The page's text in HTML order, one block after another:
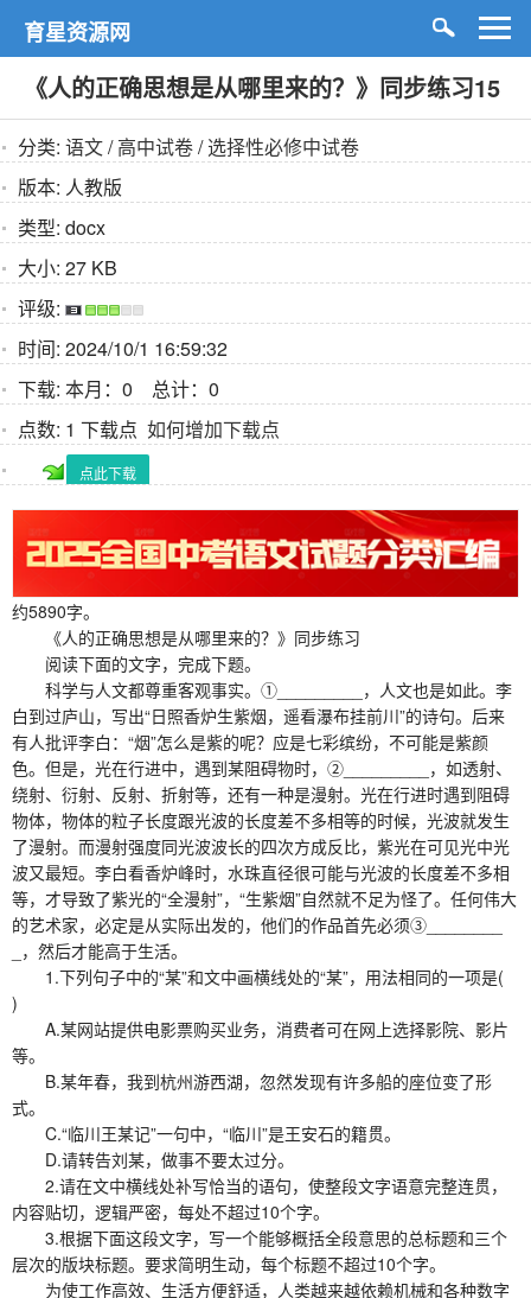
育星资源网
《人的正确思想是从哪里来的？》同步练习15
分类: 语文/高中试卷/选择性必修中试卷
版本: 人教版
类型: docx
大小: 27 KB
评级:
时间: 2024/10/1 16:59:32
下载: 本月：0 总计：0
点数: 1 下载点 如何增加下载点
点此下载
约5890字。
《人的正确思想是从哪里来的？》同步练习
阅读下面的文字，完成下题。
科学与人文都尊重客观事实。①_________，人文也是如此。李
白到过庐山，写出“日照香炉生紫烟，遥看瀑布挂前川”的诗句。后来
有人批评李白：“烟”怎么是紫的呢？应是七彩缤纷，不可能是紫颜
色。但是，光在行进中，遇到某阻碍物时，②_________，如透射、
绕射、衍射、反射、折射等，还有一种是漫射。光在行进时遇到阻碍
物体，物体的粒子长度跟光波的长度差不多相等的时候，光波就发生
了漫射。而漫射强度同光波波长的四次方成反比，紫光在可见光中光
波又最短。李白看香炉峰时，水珠直径很可能与光波的长度差不多相
等，才导致了紫光的“全漫射”，“生紫烟”自然就不足为怪了。任何伟大
的艺术家，必定是从实际出发的，他们的作品首先必须③________
_，然后才能高于生活。
1.下列句子中的“某”和文中画横线处的“某”，用法相同的一项是(
)
A.某网站提供电影票购买业务，消费者可在网上选择影院、影片
等。
B.某年春，我到杭州游西湖，忽然发现有许多船的座位变了形
式。
C.“临川王某记”一句中，“临川”是王安石的籍贯。
D.请转告刘某，做事不要太过分。
2.请在文中横线处补写恰当的语句，使整段文字语意完整连贯，
内容贴切，逻辑严密，每处不超过10个字。
3.根据下面这段文字，写一个能够概括全段意思的总标题和三个
层次的版块标题。要求简明生动，每个标题不超过10个字。
为使工作高效、生活方便舒适，人类越来越依赖机械和各种数字